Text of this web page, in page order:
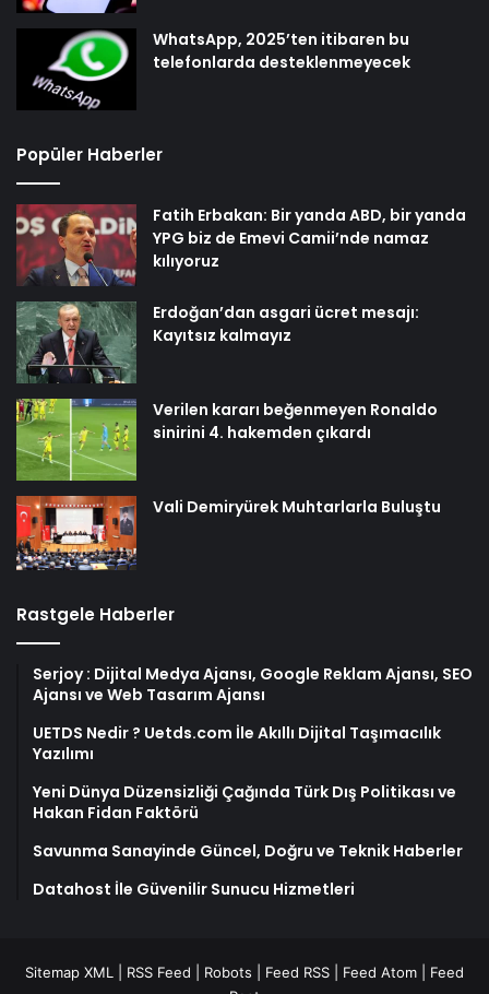
WhatsApp, 2025’ten itibaren bu
telefonlarda desteklenmeyecek
Popüler Haberler
Fatih Erbakan: Bir yanda ABD, bir yanda
YPG biz de Emevi Camii’nde namaz
kılıyoruz
Erdoğan’dan asgari ücret mesajı:
Kayıtsız kalmayız
Verilen kararı beğenmeyen Ronaldo
sinirini 4. hakemden çıkardı
Vali Demiryürek Muhtarlarla Buluştu
Rastgele Haberler
Serjoy : Dijital Medya Ajansı, Google Reklam Ajansı, SEO
Ajansı ve Web Tasarım Ajansı
UETDS Nedir ? Uetds.com İle Akıllı Dijital Taşımacılık
Yazılımı
Yeni Dünya Düzensizliği Çağında Türk Dış Politikası ve
Hakan Fidan Faktörü
Savunma Sanayinde Güncel, Doğru ve Teknik Haberler
Datahost İle Güvenilir Sunucu Hizmetleri
Sitemap XML RSS Feed Robots Feed RSS Feed Atom
Feed